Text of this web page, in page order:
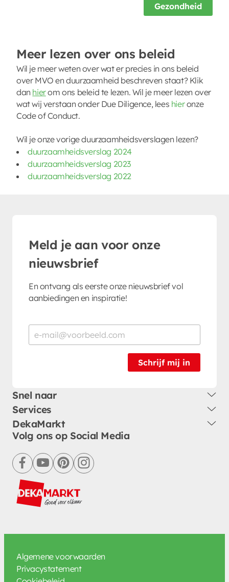
Gezondheid
Meer lezen over ons beleid
Wil je meer weten over wat er precies in ons beleid
over MVO en duurzaamheid beschreven staat? Klik
dan hierom ons beleid te lezen. Wil je meer lezen over
wat wij verstaan onder Due Diligence, lees hieronze
Code of Conduct.
Wil je onze vorige duurzaamheidsverslagen lezen?
duurzaamheidsverslag 2024
duurzaamheidsverslag 2023
duurzaamheidsverslag 2022
Meld je aan voor onze
nieuwsbrief
En ontvang als eerste onze nieuwsbrief vol
aanbiedingen en inspiratie!
Schrijf mij in
Snel naar
Services
DekaMarkt
Volg ons op Social Media
facebookyoutubepinterestinstagram
Algemene voorwaarden
Privacystatement